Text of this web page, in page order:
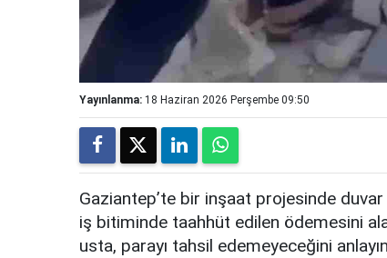
Yayınlanma: 18 Haziran 2026 Perşembe 09:50
Gaziantep’te bir inşaat projesinde
iş bitiminde taahhüt edilen ödemesini
usta, parayı tahsil edemeyeceğini